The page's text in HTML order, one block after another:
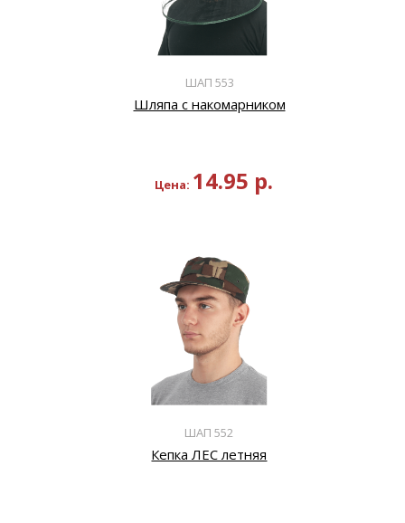
ШАП 553
Шляпа с накомарником
Цена: 14.95 р.
ШАП 552
Кепка ЛЕС летняя